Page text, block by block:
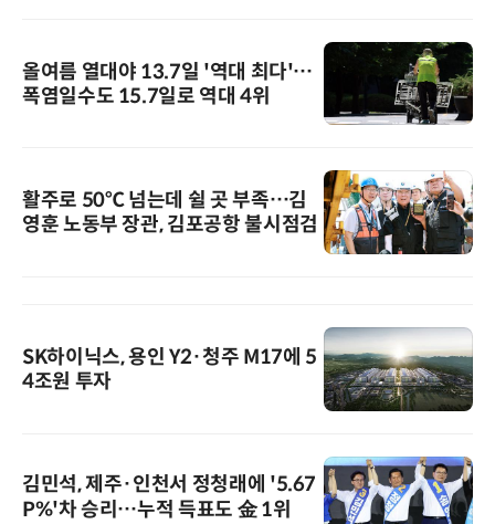
올여름 열대야 13.7일 '역대 최다'…
폭염일수도 15.7일로 역대 4위
활주로 50℃ 넘는데 쉴 곳 부족…김
영훈 노동부 장관, 김포공항 불시점검
SK하이닉스, 용인 Y2·청주 M17에 5
4조원 투자
김민석, 제주·인천서 정청래에 '5.67
P%'차 승리…누적 득표도 金 1위